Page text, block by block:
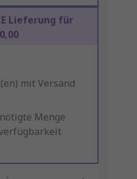
Lieferung für
mit Versand
Menge